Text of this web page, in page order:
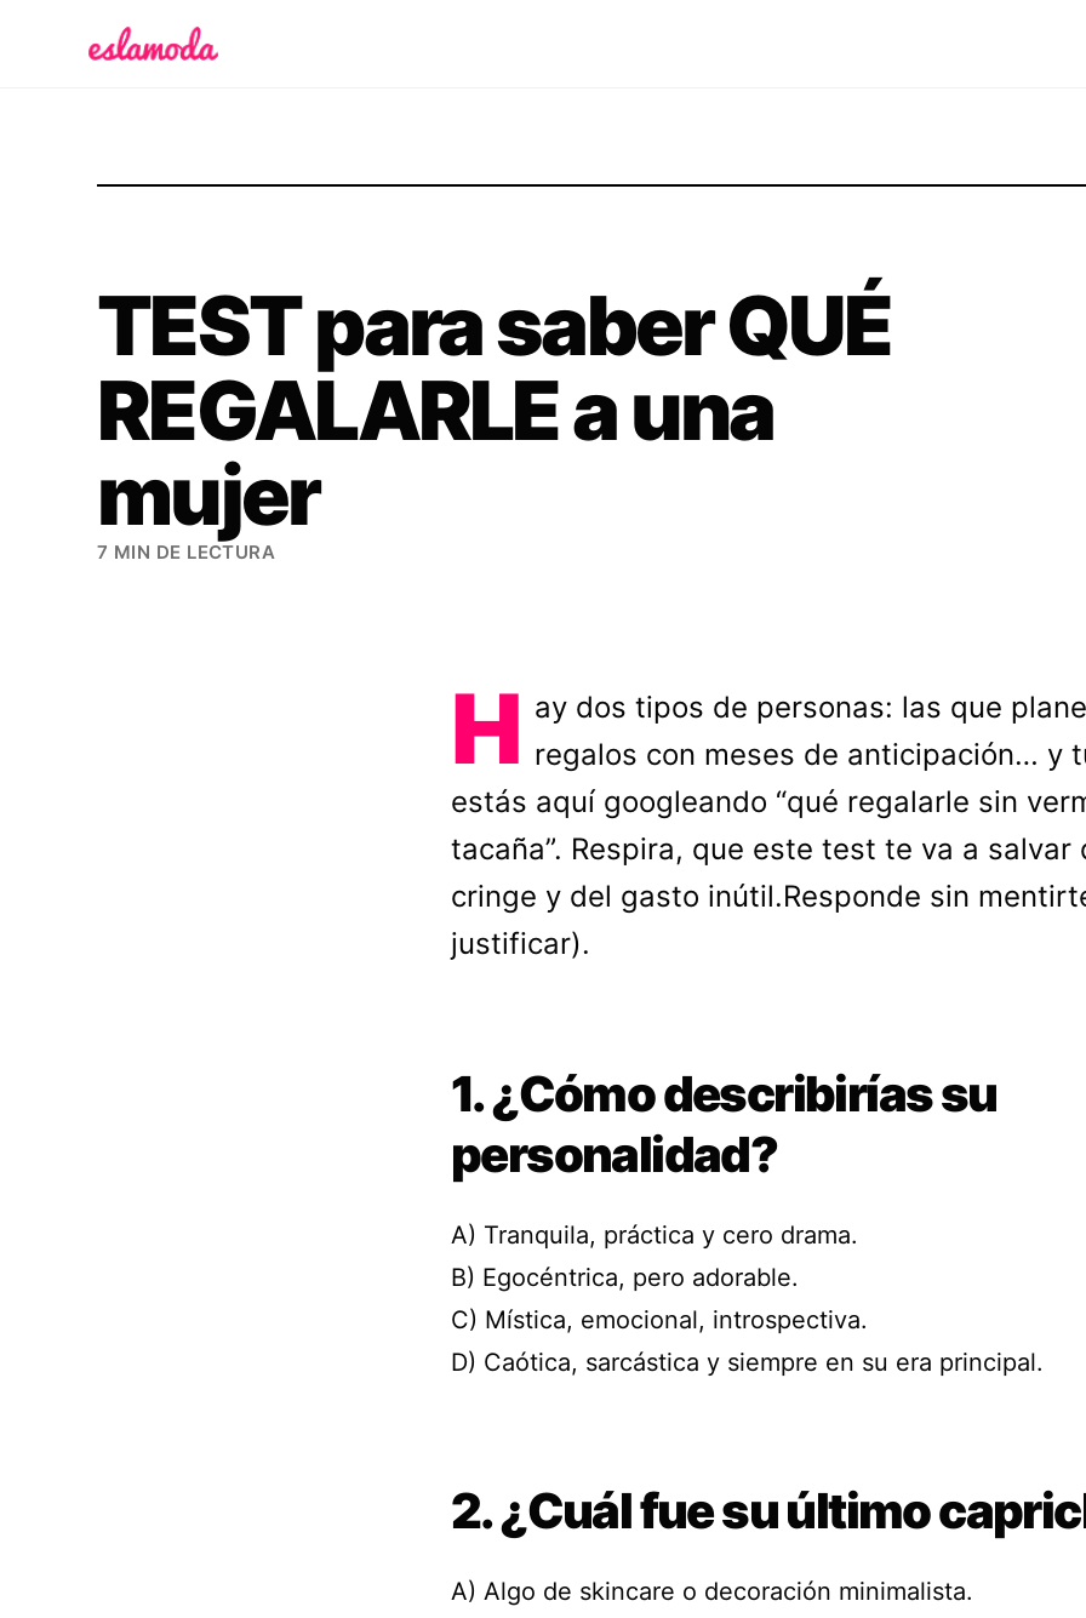
TEST para saber QUÉ
REGALARLE a una
mujer
7 MIN DE LECTURA
H ay dos tipos de personas: las que
regalos con meses de anticipación… y
estás aquí googleando “qué regalarle sin
tacaña”. Respira, que este test te va a salvar
cringe y del gasto inútil.Responde sin
justificar).
1. ¿Cómo describirías su
personalidad?
A) Tranquila, práctica y cero drama.
B) Egocéntrica, pero adorable.
C) Mística, emocional, introspectiva.
D) Caótica, sarcástica y siempre en su era principal.
2. ¿Cuál fue su último
A) Algo de skincare o decoración minimalista.